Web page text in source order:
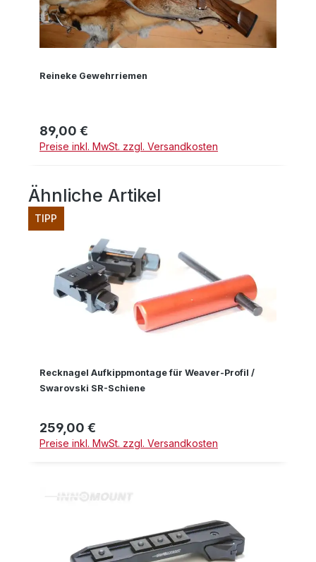
Reineke Gewehrriemen
Regulärer Preis:
89,00 €
Preise inkl. MwSt. zzgl. Versandkosten
Produktgalerie überspringen
Ähnliche Artikel
TIPP
Recknagel Aufkippmontage für Weaver-Profil /
Swarovski SR-Schiene
Regulärer Preis:
259,00 €
Preise inkl. MwSt. zzgl. Versandkosten